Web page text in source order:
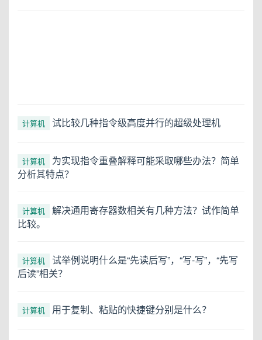
计算机 试比较几种指令级高度并行的超级处理机
计算机
为实现指令重叠解释可能采取哪些办法？简单
分析其特点？
计算机
解决通用寄存器数相关有几种方法？试作简单
比较。
计算机
试举例说明什么是“先读后写”，“写-写”，“先写
后读”相关？
计算机 用于复制、粘贴的快捷键分别是什么？